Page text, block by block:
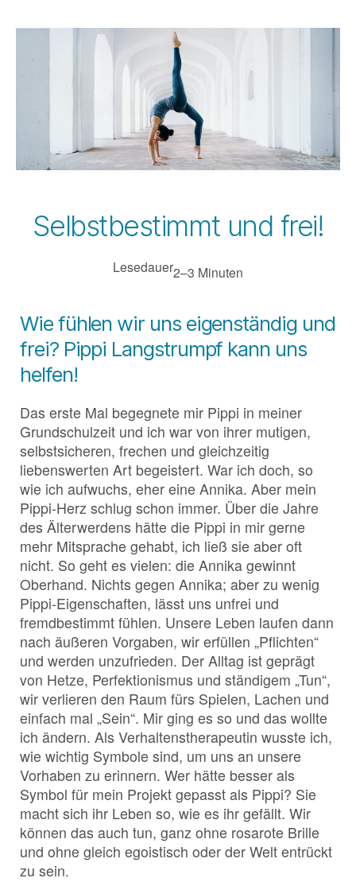
Selbstbestimmt und frei!
Lesedauer2–3 Minuten
Wie fühlen wir uns eigenständig und
frei? Pippi Langstrumpf kann uns
helfen!
Das erste Mal begegnete mir Pippi in meiner
Grundschulzeit und ich war von ihrer mutigen,
selbstsicheren, frechen und gleichzeitig
liebenswerten Art begeistert. War ich doch, so
wie ich aufwuchs, eher eine Annika. Aber mein
Pippi-Herz schlug schon immer. Über die Jahre
des Älterwerdens hätte die Pippi in mir gerne
mehr Mitsprache gehabt, ich ließ sie aber oft
nicht. So geht es vielen: die Annika gewinnt
Oberhand. Nichts gegen Annika; aber zu wenig
Pippi-Eigenschaften, lässt uns unfrei und
fremdbestimmt fühlen. Unsere Leben laufen dann
nach äußeren Vorgaben, wir erfüllen „Pflichten“
und werden unzufrieden. Der Alltag ist geprägt
von Hetze, Perfektionismus und ständigem „Tun“,
wir verlieren den Raum fürs Spielen, Lachen und
einfach mal „Sein“. Mir ging es so und das wollte
ich ändern. Als Verhaltenstherapeutin wusste ich,
wie wichtig Symbole sind, um uns an unsere
Vorhaben zu erinnern. Wer hätte besser als
Symbol für mein Projekt gepasst als Pippi? Sie
macht sich ihr Leben so, wie es ihr gefällt. Wir
können das auch tun, ganz ohne rosarote Brille
und ohne gleich egoistisch oder der Welt entrückt
zu sein.